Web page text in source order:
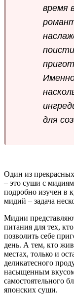
время
для
Один из
– это суши с
подробно изучен в
мидий – задача
Мидии
питания для тех,
позволить себе
день. А тем, кто
местах, только и
деликатесного
насыщенным
самостоятельного
японских суши.